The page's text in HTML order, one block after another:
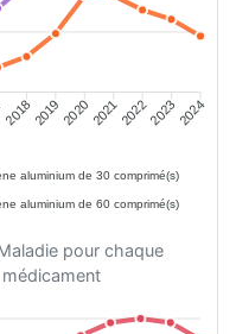
2018201920202021202220232024
aluminium de 30 comprimé(s)
aluminium de 60 comprimé(s)
pour chaque